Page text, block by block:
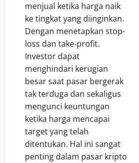
menjual ketika harga naik
ke tingkat yang diinginkan.
Dengan menetapkan stop-
loss dan take-profit.
Investor dapat
menghindari kerugian
besar saat pasar bergerak
tak terduga dan sekaligus
mengunci keuntungan
ketika harga mencapai
target yang telah
ditentukan. Hal ini sangat
penting dalam pasar kripto